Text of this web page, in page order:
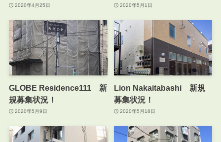
2020年4月25日 2020年5月1日
GLOBE Residence111 新
規募集状況！
2020年5月9日
Lion Nakaitabashi 新規
募集状況！
2020年5月18日